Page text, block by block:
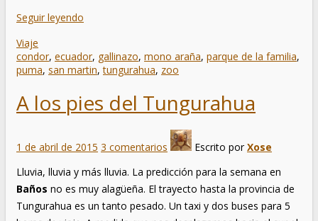
Seguir leyendo
Viaje
condor, ecuador, gallinazo, mono araña, parque de la familia,
puma, san martin,tungurahua, zoo
A los pies del Tungurahua
1 de abril de 2015 3 comentarios Escrito porXose
Lluvia, lluvia y más lluvia. La predicción para la semana en
Baños no es muy alagüeña. El trayecto hasta la provincia de
Tungurahua es un tanto pesado. Un taxi y dos buses para 5